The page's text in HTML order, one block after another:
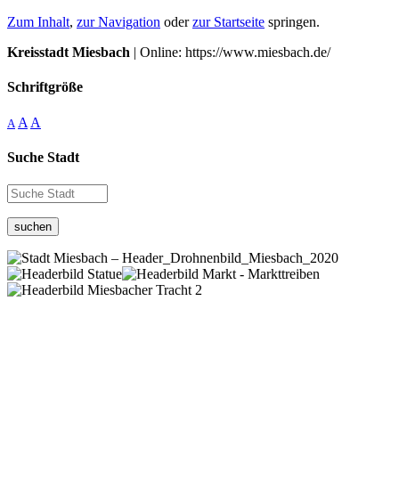
Zum Inhalt, zur Navigation oderzur Startseite springen.
Kreisstadt Miesbach | Online: https://www.miesbach.de/
Schriftgröße
A A A
Suche Stadt
suchen